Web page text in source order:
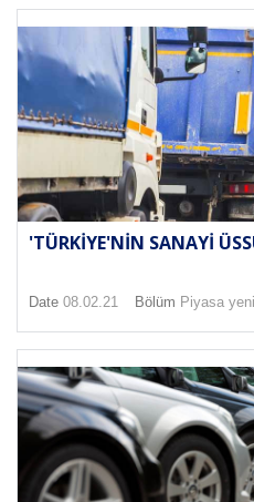
'TÜRKIYE'NIN SANAYI
Date 08.02.21 Bölüm Piyasa